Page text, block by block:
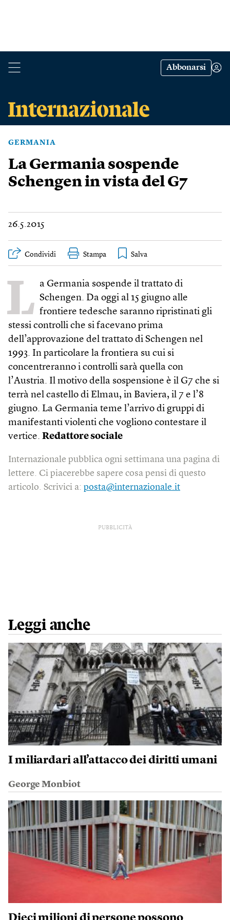
Abbonarsi
GERMANIA
La Germania sospende
Schengen in vista del G7
26.5.2015
Condividi Stampa
L a Germania sospende il trattato di
Schengen. Da oggi al 15 giugno alle
frontiere tedesche saranno ripristinati gli
stessi controlli che si facevano prima
dell’approvazione del trattato di Schengen nel
1993. In particolare la frontiera su cui si
concentreranno i controlli sarà quella con
l’Austria. Il motivo della sospensione è il G7 che si
terrà nel castello di Elmau, in Baviera, il 7 e l’8
giugno. La Germania teme l’arrivo di gruppi di
manifestanti violenti che vogliono contestare il
vertice. Redattore sociale
Internazionale pubblica ogni settimana una pagina di
lettere. Ci piacerebbe sapere cosa pensi di questo
articolo. Scrivici a: posta@internazionale.it
PUBBLICITÀ
Leggi anche
I miliardari all’attacco dei diritti umani
George Monbiot